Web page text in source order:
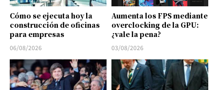
Cómo se ejecuta hoy la
construcción de oficinas
para empresas
06/08/2026
Aumenta los FPS mediante
overclocking de la GPU:
¿vale la pena?
03/08/2026